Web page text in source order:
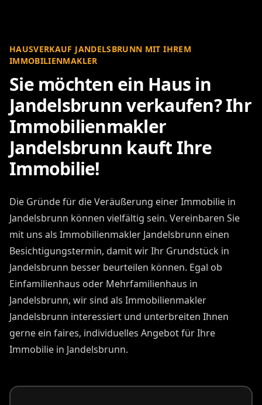
HAUSVERKAUF JANDELSBRUNN MIT IHREM
IMMOBILIENMAKLER
Sie möchten ein Haus in
Jandelsbrunn verkaufen? Ihr
Immobilienmakler
Jandelsbrunn kauft Ihre
Immobilie!
Die Gründe für die Veräußerung einer Immobilie in
Jandelsbrunn können vielfältig sein. Vereinbaren Sie
mit uns als Immobilienmakler Jandelsbrunn einen
Besichtigungstermin, damit wir Ihr Grundstück in
Jandelsbrunn besser beurteilen können. Egal ob
Einfamilienhaus oder Mehrfamilienhaus in
Jandelsbrunn, wir sind als Immobilienmakler
Jandelsbrunn interessiert und unterbreiten Ihnen
gerne ein faires, individuelles Angebot für Ihre
Immobilie in Jandelsbrunn.